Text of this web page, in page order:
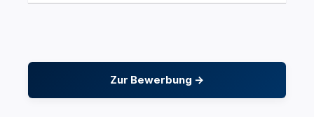
Zur Bewerbung →